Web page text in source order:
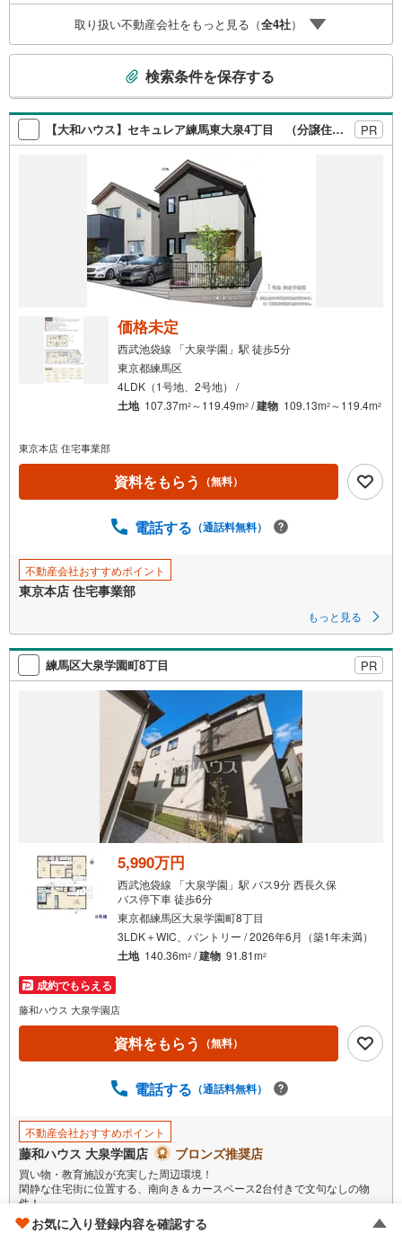
～19:00 この時間はお電話でのお問合わせがスムーズです
5.お子様連れでおこしくださいキッズスペース、授乳室、
オムツ替えベッド、アンパンマンジュースをご用意してお
る（無料）をボタンからご予約ください。
取り扱い不動産会社をもっと見る（全4社）
検
索
条
ペ
ジ
存
す
る
検索条件を保存する
【大和ハウス】セキュレア練馬東大泉4丁目 （分譲住宅） PR
価格未定
西武池袋線 「大泉学園」駅 徒歩5分
東京都練馬区
4LDK（1号地、2号地） /
土地 107.37m2 ～119.49m2 /建物 109.13m2 ～119.4m2
東京本店 住宅事業部
資料をもらう （無料）
電話する （通話料無料）
不動産会社おすすめポイント
東京本店 住宅事業部
もっと見る
練馬区大泉学園町8丁目 PR
5,990万円
西武池袋線 「大泉学園」駅 バス9分 西長久保
バス停下車 徒歩6分
東京都練馬区大泉学園町8丁目
3LDK＋WIC、パントリー / 2026年6月（築1年未満）
土地 140.36m2 /建物 91.81m2
成約でもらえる
藤和ハウス 大泉学園店
資料をもらう （無料）
電話する （通話料無料）
不動産会社おすすめポイント
藤和ハウス 大泉学園店 ブロンズ推奨店
買い物・教育施設が充実した周辺環境！
閑静な住宅街に位置する、南向き＆カースペース2台付きで文句なしの物
件！
各棟間取りに特徴がありますので、ぜひ2棟の違いを比べていただきたいで
す！お気に入り登録内容を確認する